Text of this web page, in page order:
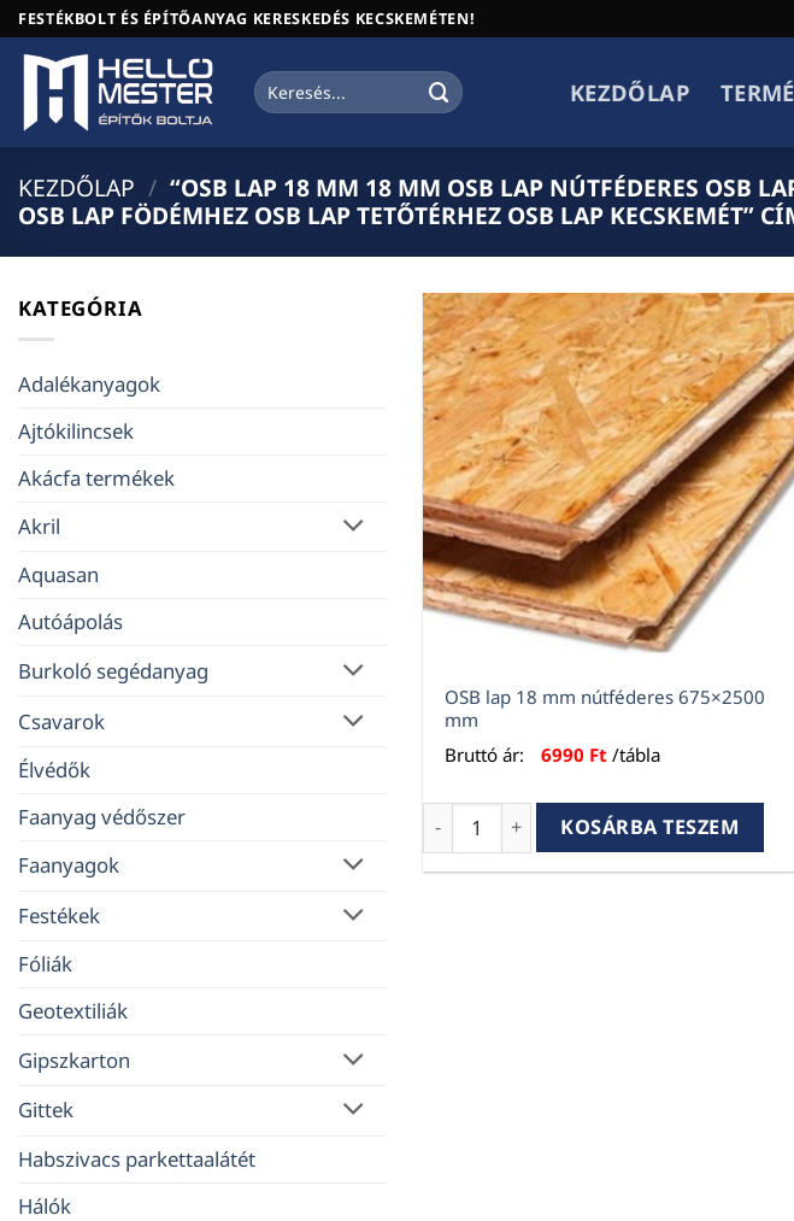
Skip
to
content
FESTÉKBOLT ÉS ÉPÍTŐANYAG KERESKEDÉS KECSKEMÉTEN!
Keresés
a
KEZDŐLAP
KEZDŐLAP / “OSB LAP 18 MM 18 MM OSB LAP NÚTFÉDERES OSB
OSB LAP FÖDÉMHEZ OSB LAP TETŐTÉRHEZ OSB LAP KECSKEMÉT”
KATEGÓRIA
Adalékanyagok
Ajtókilincsek
Akácfa termékek
Akril
Aquasan
Autóápolás
Burkoló segédanyag
Csavarok
Élvédők
Faanyag védőszer
Faanyagok
Festékek
Fóliák
Geotextiliák
Gipszkarton
Gittek
Habszivacs parkettaalátét
Hálók
OSB lap 18 mm nútféderes 675×2500
mm
Bruttó ár:
6990 Ft /tábla
OSB lap 18 mm nútféderes 675×2500
KOSÁRBA TESZEM